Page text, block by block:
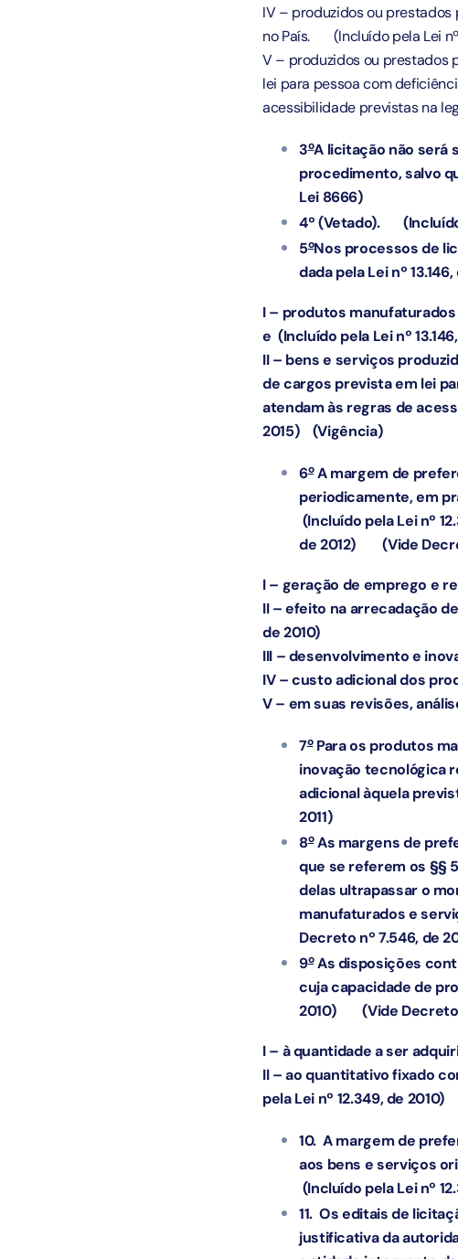
IV – produzidos ou
no País. (Incluído pela Lei
V – produzidos ou prestados
lei para pessoa com
acessibilidade previstas na
3oA licitação não será
procedimento, salvo
Lei 8666)
4º (Vetado).
5oNos processos de
dada pela Lei nº
I – produtos
e (Incluído pela Lei nº
II – bens e serviços
de cargos prevista em lei
atendam às regras de
2015)
(Vigência)
6oA margem de
periodicamente, em
(Incluído pela Lei nº
de 2012)
(Vide
I – geração de emprego e
II – efeito na arrecadação
de 2010)
III – desenvolvimento e
IV – custo adicional dos
V – em suas revisões,
7oPara os produtos
inovação tecnológica
adicional àquela
2011)
8oAs margens de
que se referem os §§
delas ultrapassar o
manufaturados e
Decreto nº 7.546, de
9oAs disposições
cuja capacidade de
2010)
(Vide Decreto
I – à quantidade a ser
II – ao quantitativo fixado
pela Lei nº 12.349, de 2010)
10. A margem de
aos bens e serviços
(Incluído pela Lei nº
11. Os editais de
justificativa da